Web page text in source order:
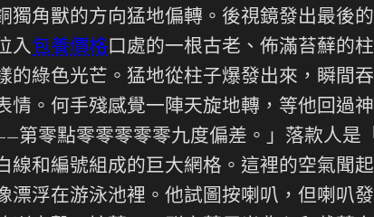
角獸的方向猛地偏轉。後視鏡發出最後
入包養價格口處的一根古老、佈滿苔蘚的
綠色光芒。猛地從柱子爆發出來，瞬間
。何手殘感覺一陣天旋地轉，等他回過
第零點零零零零零九度偏差。」落款人是
和編號組成的巨大網格。這裡的空氣聞
浮在游泳池裡。他試圖按喇叭，但喇叭